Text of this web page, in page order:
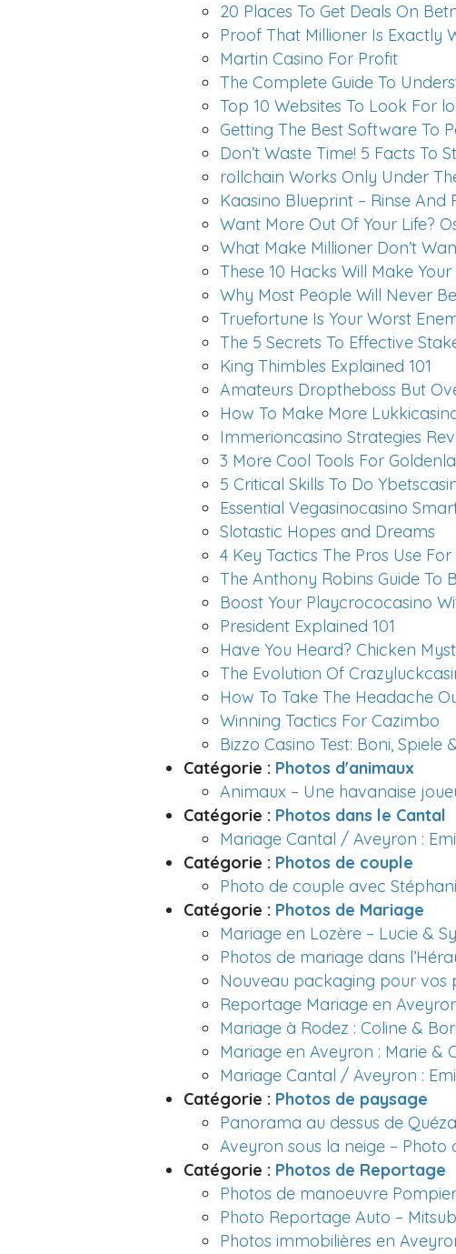
20 Places To Get Deals On
Proof That Millioner Is Exactly
Martin Casino For Profit
The Complete Guide To
Top 10 Websites To Look For
Getting The Best Software To
Don’t Waste Time! 5 Facts To
rollchain Works Only Under
Kaasino Blueprint – Rinse And
Want More Out Of Your Life?
What Make Millioner Don’t
These 10 Hacks Will Make
Why Most People Will Never
Truefortune Is Your Worst
The 5 Secrets To Effective
King Thimbles Explained 101
Amateurs Droptheboss But
How To Make More
Immerioncasino Strategies
3 More Cool Tools For
5 Critical Skills To Do
Essential Vegasinocasino
Slotastic Hopes and Dreams
4 Key Tactics The Pros Use
The Anthony Robins Guide To
Boost Your Playcrococasino
President Explained 101
Have You Heard? Chicken
The Evolution Of
How To Take The Headache
Winning Tactics For Cazimbo
Bizzo Casino Test: Boni,
Catégorie : Photos d'animaux
Animaux – Une havanaise
Catégorie : Photos dans le Cantal
Mariage Cantal / Aveyron :
Catégorie : Photos de couple
Photo de couple avec
Catégorie : Photos de Mariage
Mariage en Lozère – Lucie &
Photos de mariage dans
Nouveau packaging pour vos
Reportage Mariage en
Mariage à Rodez : Coline &
Mariage en Aveyron : Marie &
Mariage Cantal / Aveyron :
Catégorie : Photos de paysage
Panorama au dessus de
Aveyron sous la neige – Photo
Catégorie : Photos de Reportage
Photos de manoeuvre
Photo Reportage Auto –
Photos immobilières en